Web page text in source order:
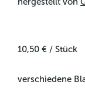
10,50 € / Stück
verschiedene